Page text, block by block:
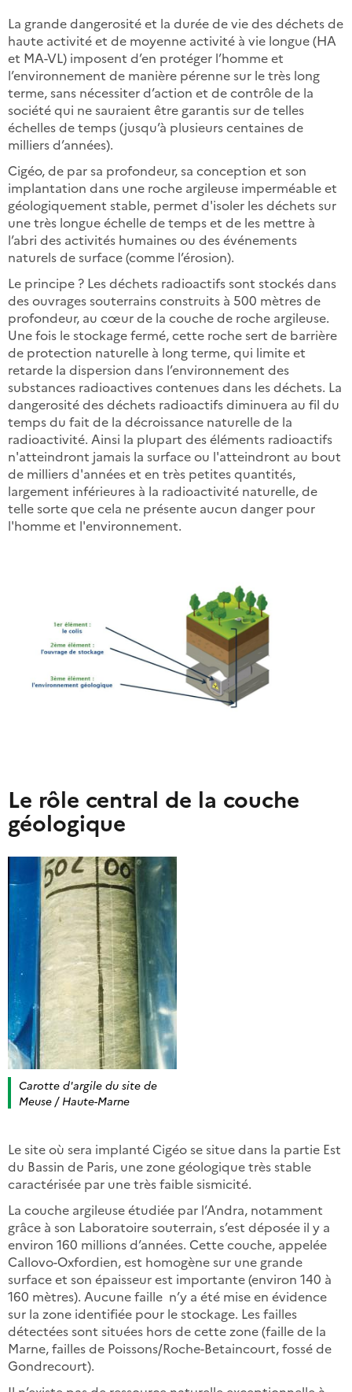
La grande dangerosité et la durée de vie des déchets de
haute activité et de moyenne activité à vie longue (HA
et MA-VL) imposent d’en protéger l’homme et
l’environnement de manière pérenne sur le très long
terme, sans nécessiter d’action et de contrôle de la
société qui ne sauraient être garantis sur de telles
échelles de temps (jusqu’à plusieurs centaines de
milliers d’années).
Cigéo, de par sa profondeur, sa conception et son
implantation dans une roche argileuse imperméable et
géologiquement stable, permet d'isoler les déchets sur
une très longue échelle de temps et de les mettre à
l’abri des activités humaines ou des événements
naturels de surface (comme l’érosion).
Le principe ? Les déchets radioactifs sont stockés dans
des ouvrages souterrains construits à 500 mètres de
profondeur, au cœur de la couche de roche argileuse.
Une fois le stockage fermé, cette roche sert de barrière
de protection naturelle à long terme, qui limite et
retarde la dispersion dans l’environnement des
substances radioactives contenues dans les déchets. La
dangerosité des déchets radioactifs diminuera au fil du
temps du fait de la décroissance naturelle de la
radioactivité. Ainsi la plupart des éléments radioactifs
n'atteindront jamais la surface ou l'atteindront au bout
de milliers d'années et en très petites quantités,
largement inférieures à la radioactivité naturelle, de
telle sorte que cela ne présente aucun danger pour
l'homme et l'environnement.
Le rôle central de la couche
géologique
Carotte d'argile du site de
Meuse / Haute-Marne
Le site où sera implanté Cigéo se situe dans la partie Est
du Bassin de Paris, une zone géologique très stable
caractérisée par une très faible sismicité.
La couche argileuse étudiée par l’Andra, notamment
grâce à son Laboratoire souterrain, s’est déposée il y a
environ 160 millions d’années. Cette couche, appelée
Callovo-Oxfordien, est homogène sur une grande
surface et son épaisseur est importante (environ 140 à
160 mètres). Aucune faille n’y a été mise en évidence
sur la zone identifiée pour le stockage. Les failles
détectées sont situées hors de cette zone (faille de la
Marne, failles de Poissons/Roche-Betaincourt, fossé de
Gondrecourt).